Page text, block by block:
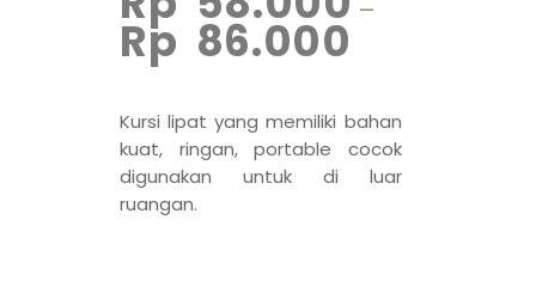
–
Rp 86.000
Kursi lipat yang memiliki bahan
kuat, ringan, portable cocok
digunakan untuk di luar
ruangan.